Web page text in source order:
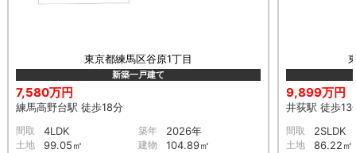
東京都練馬区谷原1丁目
新築一戸建て
7,580万円
練馬高野台駅 徒歩18分
間取 4LDK 築年 2026年
土地 99.05㎡ 建物 104.89㎡
9,899万円
井荻駅 徒歩13
間取 2SLDK
土地 86.22㎡